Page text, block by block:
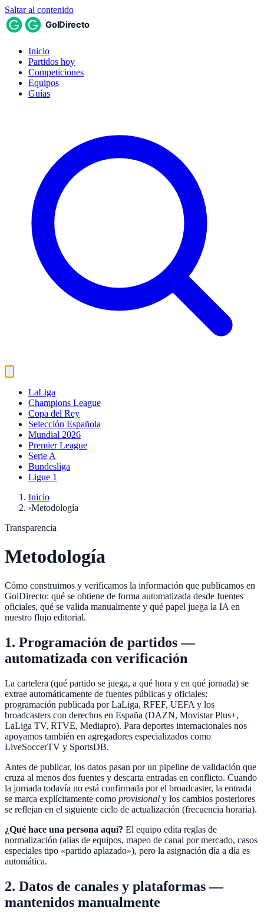
Saltar al contenido
Inicio
Partidos hoy
Competiciones
Equipos
Guías
LaLiga
Champions League
Copa del Rey
Selección Española
Mundial 2026
Premier League
Serie A
Bundesliga
Ligue 1
Inicio
›Metodología
Transparencia
Metodología
Cómo construimos y verificamos la información que publicamos en
GolDirecto: qué se obtiene de forma automatizada desde fuentes
oficiales, qué se valida manualmente y qué papel juega la IA en
nuestro flujo editorial.
1. Programación de partidos —
automatizada con verificación
La cartelera (qué partido se juega, a qué hora y en qué jornada) se
extrae automáticamente de fuentes públicas y oficiales:
programación publicada por LaLiga, RFEF, UEFA y los
broadcasters con derechos en España (DAZN, Movistar Plus+,
LaLiga TV, RTVE, Mediapro). Para deportes internacionales nos
apoyamos también en agregadores especializados como
LiveSoccerTV y SportsDB.
Antes de publicar, los datos pasan por un pipeline de validación que
cruza al menos dos fuentes y descarta entradas en conflicto. Cuando
la jornada todavía no está confirmada por el broadcaster, la entrada
se marca explícitamente como provisional y los cambios posteriores
se reflejan en el siguiente ciclo de actualización (frecuencia horaria).
¿Qué hace una persona aquí? El equipo edita reglas de
normalización (alias de equipos, mapeo de canal por mercado, casos
especiales tipo «partido aplazado»), pero la asignación día a día es
automática.
2. Datos de canales y plataformas —
mantenidos manualmente